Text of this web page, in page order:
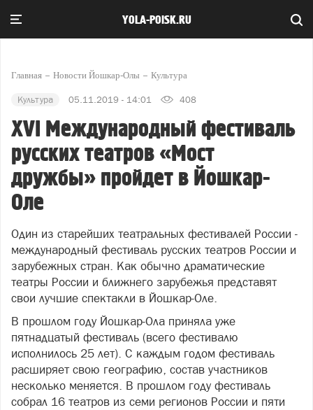
YOLA-POISK.RU
Главная Новости Йошкар-Олы Культура
Культура 05.11.2019 - 14:01 408
XVI Международный фестиваль
русских театров «Мост
дружбы» пройдет в Йошкар-
Оле
Один из старейших театральных фестивалей России -
международный фестиваль русских театров России и
зарубежных стран. Как обычно драматические
театры России и ближнего зарубежья представят
свои лучшие спектакли в Йошкар-Оле.
В прошлом году Йошкар-Ола приняла уже
пятнадцатый фестиваль (всего фестивалю
исполнилось 25 лет). С каждым годом фестиваль
расширяет свою географию, состав участников
несколько меняется. В прошлом году фестиваль
собрал 16 театров из семи регионов России и пяти